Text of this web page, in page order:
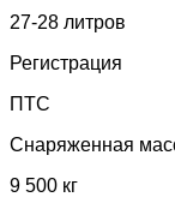
27-28 литров
Регистрация
ПТС
Снаряженная
9 500 кг